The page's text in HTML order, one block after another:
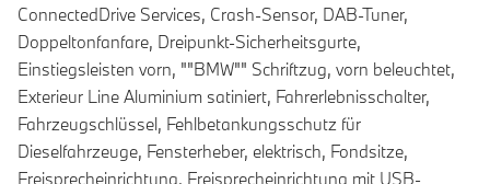
ConnectedDrive Services, Crash-Sensor, DAB-Tuner,
Doppeltonfanfare, Dreipunkt-Sicherheitsgurte,
Einstiegsleisten vorn, ""BMW"" Schriftzug, vorn beleuchtet,
Exterieur Line Aluminium satiniert, Fahrerlebnisschalter,
Fahrzeugschlüssel, Fehlbetankungsschutz für
Dieselfahrzeuge, Fensterheber, elektrisch, Fondsitze,
Freisprecheinrichtung, Freisprecheinrichtung mit USB-